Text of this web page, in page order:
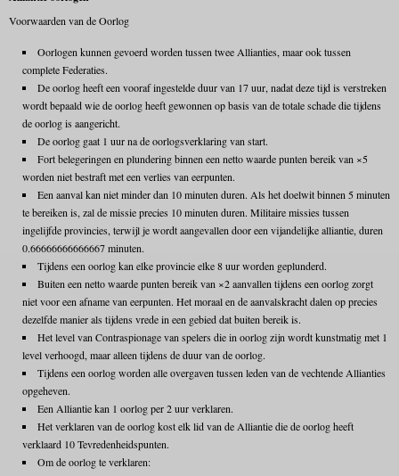
Voorwaarden van de Oorlog
Oorlogen kunnen gevoerd worden tussen twee Allianties, maar ook tussen
complete Federaties.
De oorlog heeft een vooraf ingestelde duur van 17 uur, nadat deze tijd is verstreken
wordt bepaald wie de oorlog heeft gewonnen op basis van de totale schade die tijdens
de oorlog is aangericht.
De oorlog gaat 1 uur na de oorlogsverklaring van start.
Fort belegeringen en plundering binnen een netto waarde punten bereik van ×5
worden niet bestraft met een verlies van eerpunten.
Een aanval kan niet minder dan 10 minuten duren. Als het doelwit binnen 5 minuten
te bereiken is, zal de missie precies 10 minuten duren. Militaire missies tussen
ingelijfde provincies, terwijl je wordt aangevallen door een vijandelijke alliantie, duren
0.66666666666667 minuten.
Tijdens een oorlog kan elke provincie elke 8 uur worden geplunderd.
Buiten een netto waarde punten bereik van ×2 aanvallen tijdens een oorlog zorgt
niet voor een afname van eerpunten. Het moraal en de aanvalskracht dalen op precies
dezelfde manier als tijdens vrede in een gebied dat buiten bereik is.
Het level van Contraspionage van spelers die in oorlog zijn wordt kunstmatig met 1
level verhoogd, maar alleen tijdens de duur van de oorlog.
Tijdens een oorlog worden alle overgaven tussen leden van de vechtende Allianties
opgeheven.
Een Alliantie kan 1 oorlog per 2 uur verklaren.
Het verklaren van de oorlog kost elk lid van de Alliantie die de oorlog heeft
verklaard 10 Tevredenheidspunten.
Om de oorlog te verklaren: